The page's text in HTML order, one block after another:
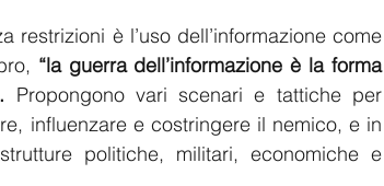
è l’uso dell’informazione come
“la guerra dell’informazione è la forma
Propongono vari scenari e tattiche per
influenzare e costringere il nemico, e in
politiche, militari, economiche e